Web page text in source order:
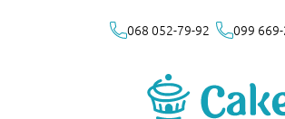
068 052-79-92 099